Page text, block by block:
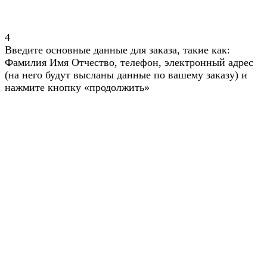
4
Введите основные данные для заказа, такие как:
Фамилия Имя Отчество, телефон, электронный адрес
(на него будут высланы данные по вашему заказу) и
нажмите кнопку «продолжить»